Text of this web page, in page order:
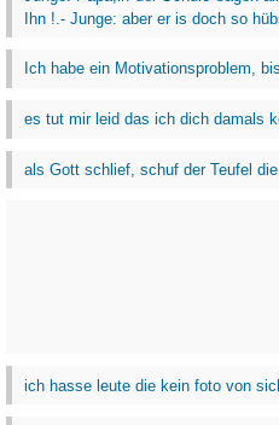
Ihn !.- Junge: aber er is doch so
Ich habe ein Motivationsproblem,
es tut mir leid das ich dich damals
als Gott schlief, schuf der Teufel
ich hasse leute die kein foto von